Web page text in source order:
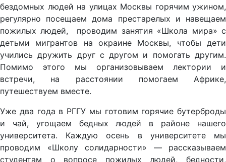
бездомных людей на улицах Москвы горячим ужином,
регулярно посещаем дома престарелых и навещаем
пожилых людей, проводим занятия «Школа мира» с
детьми мигрантов на окраине Москвы, чтобы дети
учились дружить друг с другом и помогать другим.
Помимо этого мы организовываем лектории и
встречи, на расстоянии помогаем Африке,
путешествуем вместе.
Уже два года в РГГУ мы готовим горячие бутерброды
и чай, угощаем бедных людей в районе нашего
университета. Каждую осень в университете мы
проводим «Школу солидарности» — рассказываем
студентам о вопросе пожилых людей, бедности,